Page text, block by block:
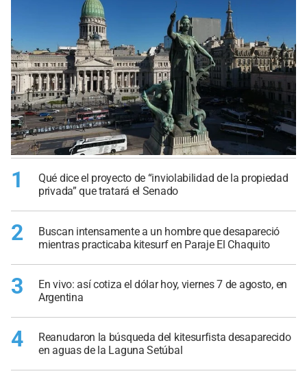
1
Qué dice el proyecto de “inviolabilidad de la propiedad
privada” que tratará el Senado
2
Buscan intensamente a un hombre que desapareció
mientras practicaba kitesurf en Paraje El Chaquito
3
En vivo: así cotiza el dólar hoy, viernes 7 de agosto, en
Argentina
4
Reanudaron la búsqueda del kitesurfista desaparecido
en aguas de la Laguna Setúbal